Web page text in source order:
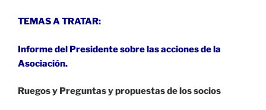
TEMAS A TRATAR:
Informe del Presidente sobre las acciones de la
Asociación.
Ruegos y Preguntas y propuestas de los socios